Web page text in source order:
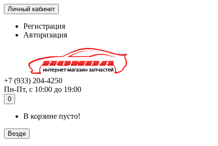
Личный кабинет
Регистрация
Авторизация
+7 (933) 204-4250
Пн-Пт, с 10:00 до 19:00
0
В корзине пусто!
Везде